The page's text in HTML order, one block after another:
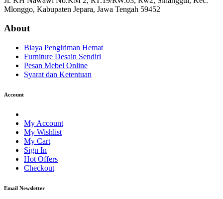
Mlonggo, Kabupaten Jepara, Jawa Tengah 59452
About
Biaya Pengiriman Hemat
Furniture Desain Sendiri
Pesan Mebel Online
Syarat dan Ketentuan
Account
My Account
My Wishlist
My Cart
Sign In
Hot Offers
Checkout
Email Newsletter